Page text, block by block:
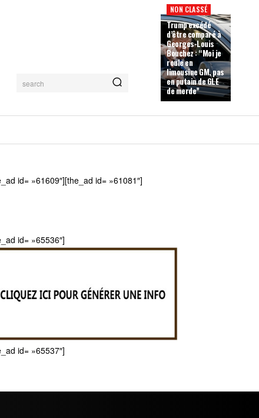
search
NON CLASSÉ
Trump excédé
d’être comparé à
Georges-Louis
Bouchez : “Moi je
roule en
limousine GM, pas
en putain de GLE
de merde”
id= »61609″][the_ad id= »61081″]
id= »65536″]
id= »65537″]